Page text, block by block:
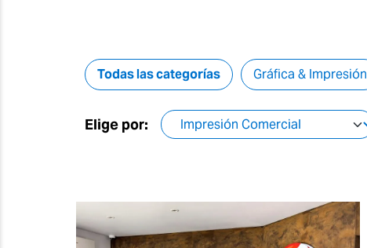
Todas las categorías Gráfica & Impresión
Elige por: